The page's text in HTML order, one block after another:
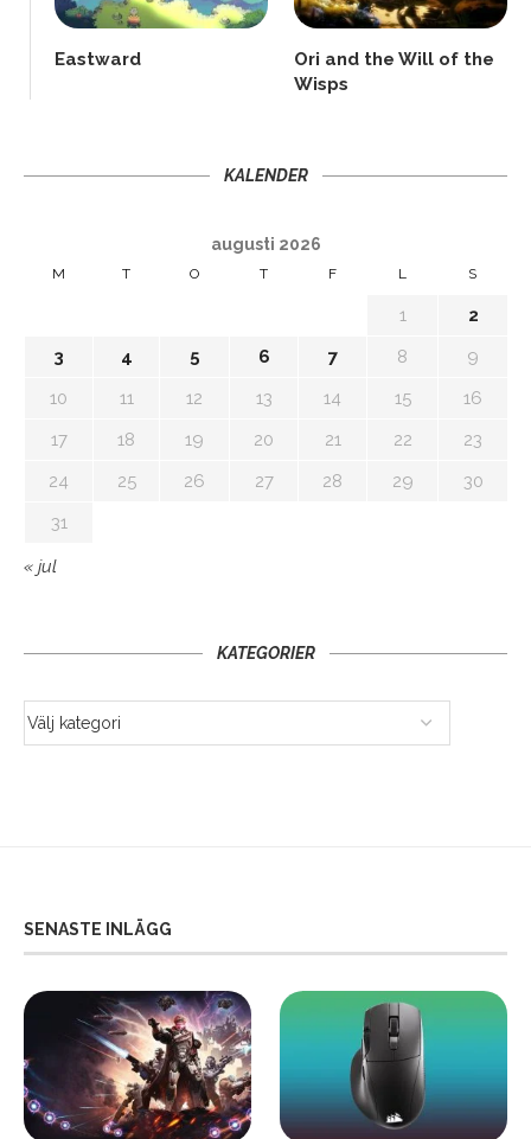
Eastward
Ori and the Will of the
Wisps
KALENDER
augusti 2026
M T O T F L S
1
2
3
4 5 6 7 8
9
10
11 12 13 14 15
16
17
18 19 20 21 22
23
24
25 26 27 28 29
30
31
« jul
KATEGORIER
SENASTE INLÄGG